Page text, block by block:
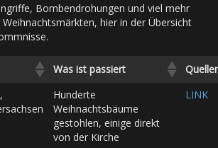
Bombendrohungen und viel mehr
hier in der Übersicht
Was ist passiert
Hunderte
Weihnachtsbäume
gestohlen, einige direkt
von der Kirche
LINK